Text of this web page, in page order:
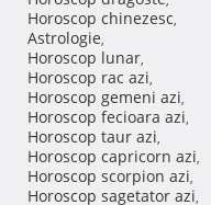
Horoscop chinezesc,
Astrologie,
Horoscop lunar,
Horoscop rac azi,
Horoscop gemeni azi,
Horoscop fecioara azi,
Horoscop taur azi,
Horoscop capricorn azi,
Horoscop scorpion azi,
Horoscop sagetator azi,